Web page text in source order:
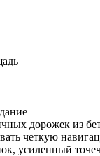
дорожек из
четкую
усиленный